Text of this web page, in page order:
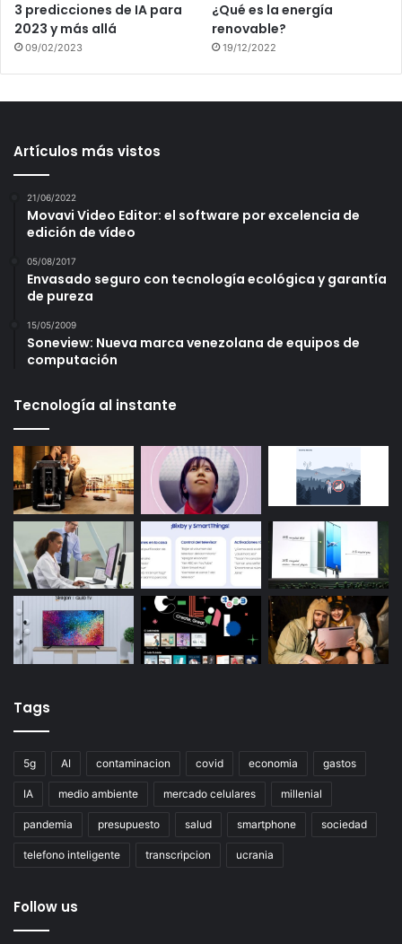
3 predicciones de IA para
2023 y más allá
09/02/2023
¿Qué es la energía
renovable?
19/12/2022
Artículos más vistos
21/06/2022
Movavi Video Editor: el software por excelencia de
edición de vídeo
05/08/2017
Envasado seguro con tecnología ecológica y garantía
de pureza
15/05/2009
Soneview: Nueva marca venezolana de equipos de
computación
Tecnología al instante
Tags
5g AI contaminacion covid economia gastos
IA medio ambiente mercado celulares millenial
pandemia presupuesto salud smartphone sociedad
telefono inteligente transcripcion ucrania
Follow us